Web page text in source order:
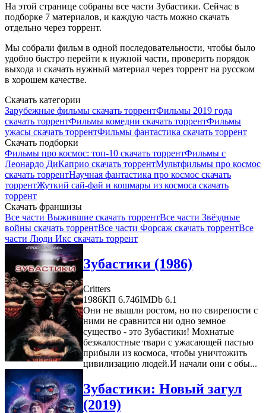
На этой странице собраны все части Зубастики. Сейчас в
подборке 7 материалов, и каждую часть можно скачать
отдельно через торрент.
Мы собрали фильм в одной последовательности, чтобы было
удобно быстро перейти к нужной части, проверить порядок
выхода и скачать нужный материал через торрент на русском
в хорошем качестве.
Скачать категории
Зарубежные фильмы скачать торрентФильмы 2019 года
скачать торрентФильмы комедии скачать торрентФильмы
ужасы скачать торрентФильмы фантастика скачать торрент
Скачать подборки
Фильмы про космос: топ-10 скачать торрентФильмы с
Леонардо ДиКаприо скачать торрентМультфильмы про космос
скачать торрентНаучная фантастика про космос скачать
торрентЖуткий сай-фай и кошмары из космоса скачать
торрент
Скачать франшизы
Все части Выжившие скачать торрентВсе части Звёздные
войны скачать торрентВсе части Форсаж скачать торрентВсе
части Люди Икс скачать торрент
Зубастики (1986)
Critters
1986КП 6.746IMDb 6.1
Они не вышли ростом, но по свирепости с
ними не сравнится ни одно земное
существо - это Зубастики! Мохнатые
безжалостные твари с ужасающей пастью
прибыли из космоса, чтобы уничтожить
цивилизацию людей.И начали они с обы...
Зубастики: Новый загул
(2019)